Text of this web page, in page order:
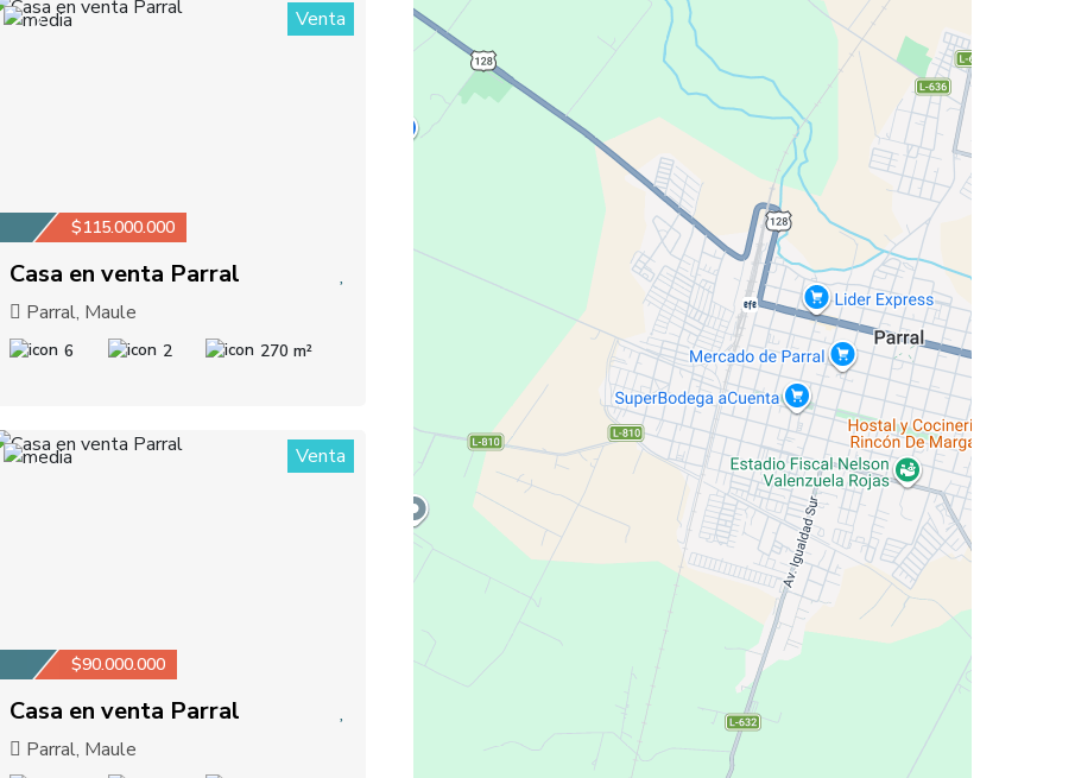
2 Venta
$115.000.000
Casa en venta Parral
Parral, Maule
6 2 270 m²
1 Venta
$90.000.000
Casa en venta Parral
Parral, Maule